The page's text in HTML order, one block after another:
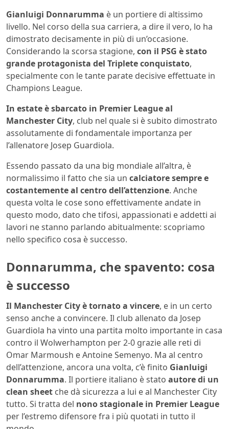
Gianluigi Donnarumma è un portiere di altissimo
livello. Nel corso della sua carriera, a dire il vero, lo ha
dimostrato decisamente in più di un’occasione.
Considerando la scorsa stagione, con il PSG è stato
grande protagonista del Triplete conquistato,
specialmente con le tante parate decisive effettuate in
Champions League.
In estate è sbarcato in Premier League al
Manchester City, club nel quale si è subito dimostrato
assolutamente di fondamentale importanza per
l’allenatore Josep Guardiola.
Essendo passato da una big mondiale all’altra, è
normalissimo il fatto che sia un calciatore sempre e
costantemente al centro dell’attenzione. Anche
questa volta le cose sono effettivamente andate in
questo modo, dato che tifosi, appassionati e addetti ai
lavori ne stanno parlando abitualmente: scopriamo
nello specifico cosa è successo.
Donnarumma, che spavento: cosa
è successo
Il Manchester City è tornato a vincere, e in un certo
senso anche a convincere. Il club allenato da Josep
Guardiola ha vinto una partita molto importante in casa
contro il Wolwerhampton per 2-0 grazie alle reti di
Omar Marmoush e Antoine Semenyo. Ma al centro
dell’attenzione, ancora una volta, c’è finito Gianluigi
Donnarumma. Il portiere italiano è stato autore di un
clean sheet che dà sicurezza a lui e al Manchester City
tutto. Si tratta del nono stagionale in Premier League
per l’estremo difensore fra i più quotati in tutto il